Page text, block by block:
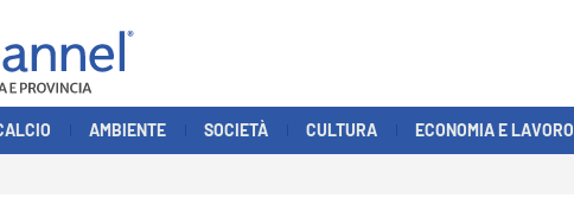
AMBIENTE SOCIETÀ CULTURA ECONOMIA E LAVORO